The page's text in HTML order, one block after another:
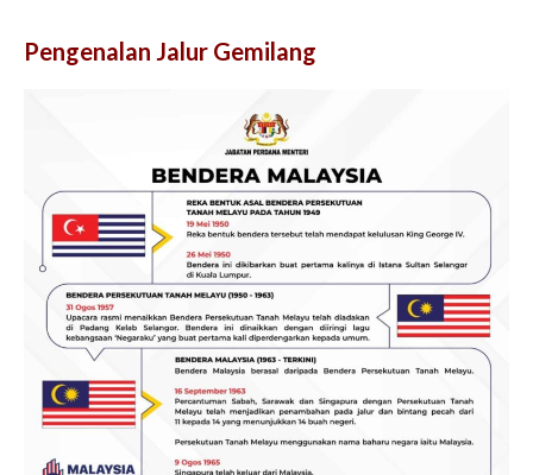
Pengenalan Jalur Gemilang